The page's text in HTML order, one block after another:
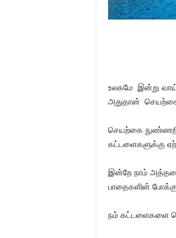
உலகமே இன்று வாய்
அதுதான் செயற்கை
செயற்கை
கட்டளைகளுக்கு
இன்றே நாம்
பாதைகளின்
நம் கட்டளைகளை